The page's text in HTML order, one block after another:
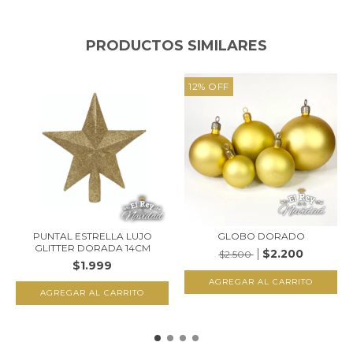
PRODUCTOS SIMILARES
PUNTAL ESTRELLA LUJO
GLITTER DORADA 14CM
$1.999
12% OFF
GLOBO DORADO
$2.500
$2.200
AGREGAR AL CARRITO